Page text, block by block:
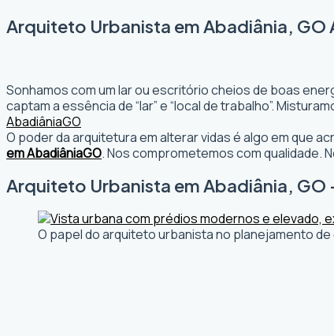
Arquiteto Urbanista em Abadiânia, GO
Sonhamos com um lar ou escritório cheios de boas
captam a essência de “lar” e “local de trabalho”.
AbadiâniaGO
O poder da arquitetura em alterar vidas é algo em que
em AbadiâniaGO. Nos comprometemos com qualidade.
Arquiteto Urbanista em Abadiânia,
O papel do arquiteto urbanista no planejamento